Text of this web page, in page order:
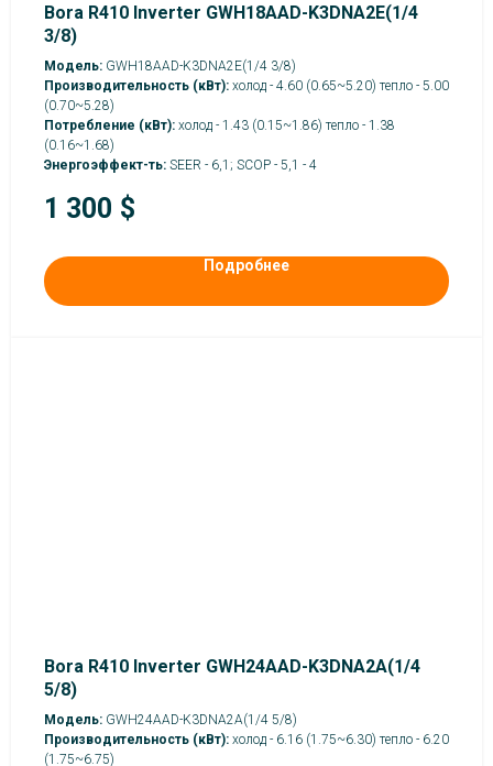
Bora R410 Inverter GWH18AAD-K3DNA2E(1/4
3/8)
Модель: GWH18AAD-K3DNA2E(1/4 3/8)
Производительность (кВт): холод - 4.60 (0.65~5.20) тепло - 5.00
(0.70~5.28)
Потребление (кВт): холод - 1.43 (0.15~1.86) тепло - 1.38
(0.16~1.68)
Энергоэффект-ть: SEER - 6,1; SCOP - 5,1 - 4
1 300 $
Подробнее
Bora R410 Inverter GWH24AAD-K3DNA2A(1/4
5/8)
Модель: GWH24AAD-K3DNA2A(1/4 5/8)
Производительность (кВт): холод - 6.16 (1.75~6.30) тепло - 6.20
(1.75~6.75)